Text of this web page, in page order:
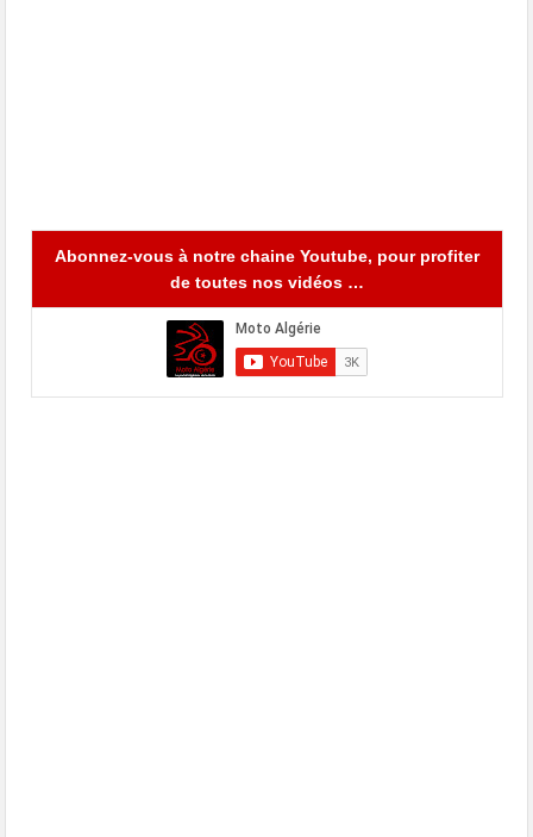
Abonnez-vous à notre chaine Youtube, pour profiter
de toutes nos vidéos …